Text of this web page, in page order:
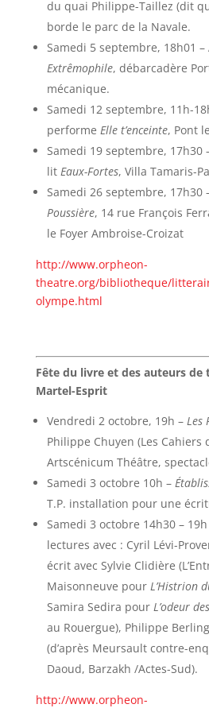
du quai Philippe-Taillez (dit
borde le parc de la Navale.
Samedi 5 septembre, 18h01
Extrêmophile, débarcadère
mécanique.
Samedi 12 septembre, 11h-
performe Elle t’enceinte, Pont
Samedi 19 septembre, 17h30
lit Eaux-Fortes, Villa Tamaris-
Samedi 26 septembre, 17h30
Poussière, 14 rue François
le Foyer Ambroise-Croizat
http://www.orpheon-
theatre.org/bibliotheque/
olympe.html
Fête du livre et des auteurs de
Martel-Esprit
Vendredi 2 octobre, 19h – Les
Philippe Chuyen (Les Cahiers
Artscénicum Théâtre,
Samedi 3 octobre 10h –
T.P. installation pour une
Samedi 3 octobre 14h30 –
lectures avec : Cyril Lévi-
écrit avec Sylvie Clidière
Maisonneuve pour L’Histrion
Samira Sedira pourL’odeur
au Rouergue), Philippe
(d’après Meursault contre-
Daoud, Barzakh /Actes-Sud).
http://www.orpheon-